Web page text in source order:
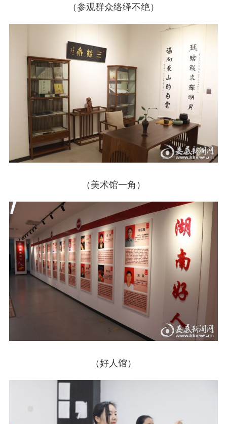
（参观群众络绎不绝）
（美术馆一角）
（好人馆）